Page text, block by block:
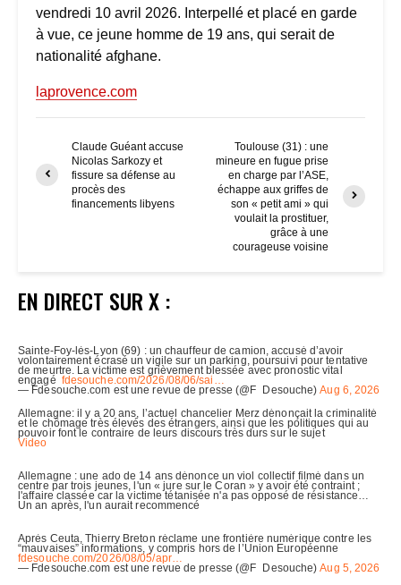
vendredi 10 avril 2026. Interpellé et placé en garde
à vue, ce jeune homme de 19 ans, qui serait de
nationalité afghane.
laprovence.com
Claude Guéant accuse
Nicolas Sarkozy et
fissure sa défense au
procès des
financements libyens
Toulouse (31) : une
mineure en fugue prise
en charge par l’ASE,
échappe aux griffes de
son « petit ami » qui
voulait la prostituer,
grâce à une
courageuse voisine
EN DIRECT SUR X :